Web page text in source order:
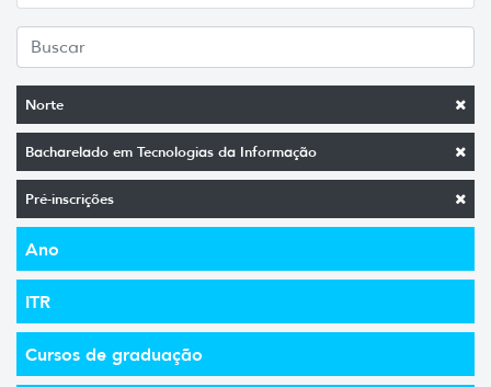
Norte
Bacharelado em Tecnologias da Informação
Pré-inscrições
Ano
ITR
Cursos de graduação